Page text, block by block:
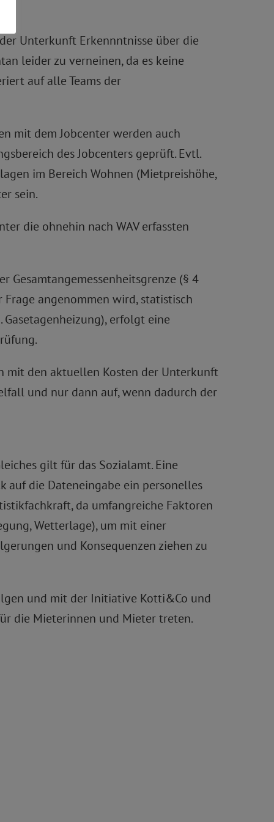
Unterkunft Erkennntnisse über die
leider zu verneinen, da es keine
auf alle Teams der
mit dem Jobcenter werden auch
des Jobcenters geprüft. Evtl.
im Bereich Wohnen (Mietpreishöhe,
sein.
die ohnehin nach WAV erfassten
Gesamtangemessenheitsgrenze (§ 4
angenommen wird, statistisch
erfolgt eine
mit den aktuellen Kosten der Unterkunft
und nur dann auf, wenn dadurch der
gilt für das Sozialamt. Eine
auf die Dateneingabe ein personelles
da umfangreiche Faktoren
Wetterlage), um mit einer
und Konsequenzen ziehen zu
und mit der Initiative Kotti&Co und
die Mieterinnen und Mieter treten.